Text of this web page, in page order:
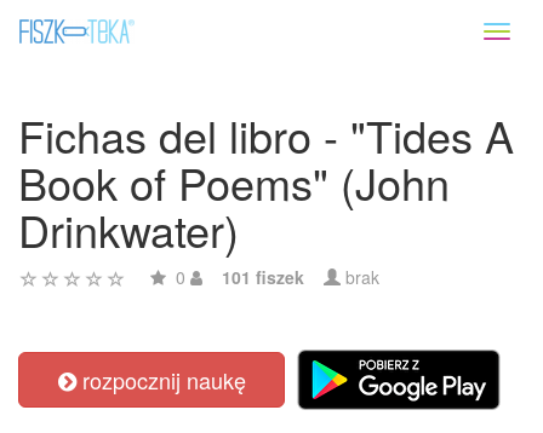
Fichas del libro - "Tides A
Book of Poems" (John
Drinkwater)
0 101 fiszek brak
rozpocznij naukę